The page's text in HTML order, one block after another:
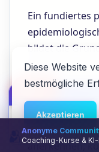
Ein fundiertes
bildet die
wurzelt in der
Alternative“
anerkennen,
🆘Hilfe
🫂Anonyme
Coaching-Kurse &
Diese Website
bestmögliche
Akzeptieren